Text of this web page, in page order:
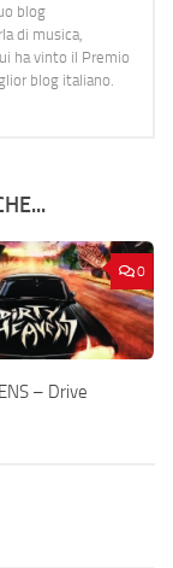
blog
di musica,
ha vinto il Premio
blog italiano.
0
– Drive